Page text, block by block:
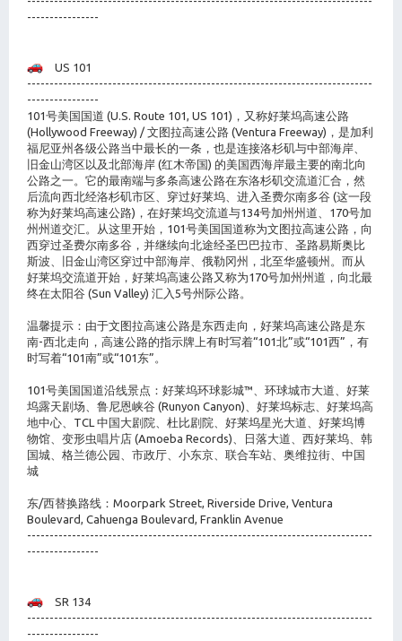
----------------
US 101
-----------------------------------------------------------------------------
----------------
101号美国国道 (U.S. Route 101, US 101)，又称好莱坞高速公路
(Hollywood Freeway) / 文图拉高速公路 (Ventura Freeway)，是加利
福尼亚州各级公路当中最长的一条，也是连接洛杉矶与中部海岸、
旧金山湾区以及北部海岸 (红木帝国) 的美国西海岸最主要的南北向
公路之一。它的最南端与多条高速公路在东洛杉矶交流道汇合，然
后流向西北经洛杉矶市区、穿过好莱坞、进入圣费尔南多谷 (这一段
称为好莱坞高速公路)，在好莱坞交流道与134号加州州道、170号加
州州道交汇。从这里开始，101号美国国道称为文图拉高速公路，向
西穿过圣费尔南多谷，并继续向北途经圣巴巴拉市、圣路易斯奥比
斯波、旧金山湾区穿过中部海岸、俄勒冈州，北至华盛顿州。而从
好莱坞交流道开始，好莱坞高速公路又称为170号加州州道，向北最
终在太阳谷 (Sun Valley) 汇入5号州际公路。
温馨提示：由于文图拉高速公路是东西走向，好莱坞高速公路是东
南-西北走向，高速公路的指示牌上有时写着“101北”或“101西”，有
时写着“101南”或“101东”。
101号美国国道沿线景点：好莱坞环球影城™、环球城市大道、好莱
坞露天剧场、鲁尼恩峡谷 (Runyon Canyon)、好莱坞标志、好莱坞高
地中心、TCL 中国大剧院、杜比剧院、好莱坞星光大道、好莱坞博
物馆、变形虫唱片店 (Amoeba Records)、日落大道、西好莱坞、韩
国城、格兰德公园、市政厅、小东京、联合车站、奥维拉街、中国
城
东/西替换路线：Moorpark Street, Riverside Drive, Ventura
Boulevard, Cahuenga Boulevard, Franklin Avenue
-----------------------------------------------------------------------------
----------------
SR 134
-----------------------------------------------------------------------------
----------------